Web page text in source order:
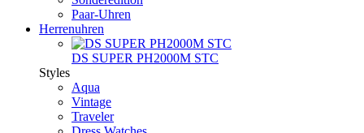
Paar-Uhren
Herrenuhren
DS SUPER PH2000M STC
Styles
Aqua
Vintage
Traveler